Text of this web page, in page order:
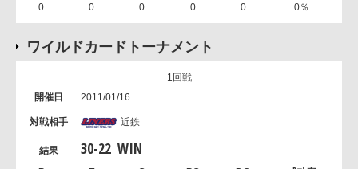
0 0 0 0 0 0％
ワイルドカードトーナメント
1回戦
2011/01/16
近鉄
30-22 WIN